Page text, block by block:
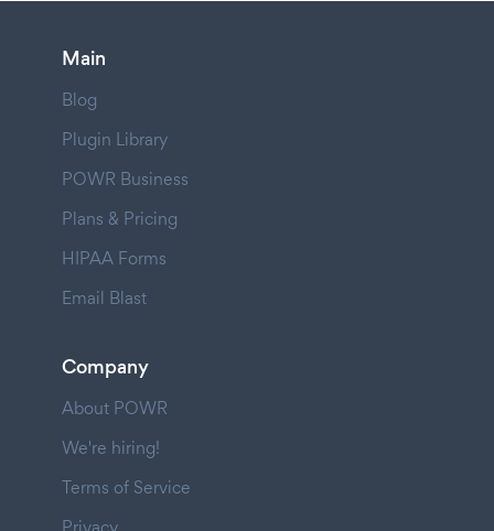
Main
Blog
Plugin Library
POWR Business
Plans & Pricing
HIPAA Forms
Email Blast
Company
About POWR
We're hiring!
Terms of Service